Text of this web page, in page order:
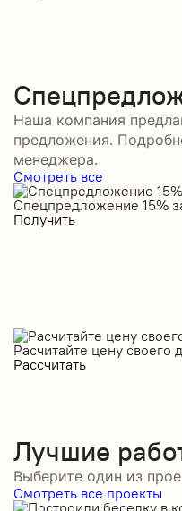
Наша компания
предложения.
менеджера.
Смотреть все
Спецпредложение 15%
Получить
Расчитайте цену своего
Рассчитать
Лучшие
Выберите один из
Смотреть все проекты